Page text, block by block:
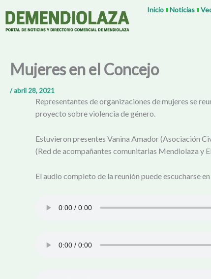
contenido
Inicio Noticias
Mujeres en el Concejo
/abril 28, 2021
Representantes de organizaciones de mujeres se
proyecto sobre violencia de género.
Estuvieron presentes Vanina Amador (Asociación
(Red de acompañantes comunitarias Mendiolaza y
El audio completo de la reunión puede escucharse